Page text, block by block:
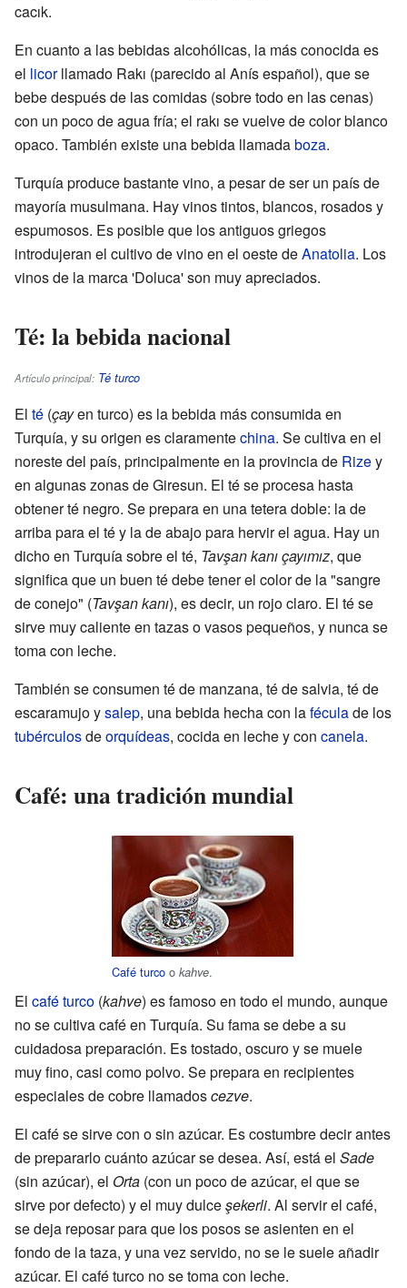
cacık.
En cuanto a las bebidas alcohólicas, la más conocida es
el licorllamado Rakı (parecido al Anís español), que se
bebe después de las comidas (sobre todo en las cenas)
con un poco de agua fría; el rakı se vuelve de color blanco
opaco. También existe una bebida llamadaboza.
Turquía produce bastante vino, a pesar de ser un país de
mayoría musulmana. Hay vinos tintos, blancos, rosados y
espumosos. Es posible que los antiguos griegos
introdujeran el cultivo de vino en el oeste deAnatolia. Los
vinos de la marca 'Doluca' son muy apreciados.
Té: la bebida nacional
Artículo principal: Té turco
El té (çayen turco) es la bebida más consumida en
Turquía, y su origen es claramentechina. Se cultiva en el
noreste del país, principalmente en la provincia de Rizey
en algunas zonas de Giresun. El té se procesa hasta
obtener té negro. Se prepara en una tetera doble: la de
arriba para el té y la de abajo para hervir el agua. Hay un
dicho en Turquía sobre el té, Tavşan kanı çayımız, que
significa que un buen té debe tener el color de la "sangre
de conejo" (Tavşan kanı), es decir, un rojo claro. El té se
sirve muy caliente en tazas o vasos pequeños, y nunca se
toma con leche.
También se consumen té de manzana, té de salvia, té de
escaramujo ysalep, una bebida hecha con laféculade los
tubérculosdeorquídeas, cocida en leche y con canela.
Café: una tradición mundial
Café turco o kahve.
El café turco (kahve) es famoso en todo el mundo, aunque
no se cultiva café en Turquía. Su fama se debe a su
cuidadosa preparación. Es tostado, oscuro y se muele
muy fino, casi como polvo. Se prepara en recipientes
especiales de cobre llamadoscezve.
El café se sirve con o sin azúcar. Es costumbre decir antes
de prepararlo cuánto azúcar se desea. Así, está el Sade
(sin azúcar), el Orta (con un poco de azúcar, el que se
sirve por defecto) y el muy dulceşekerli. Al servir el café,
se deja reposar para que los posos se asienten en el
fondo de la taza, y una vez servido, no se le suele añadir
azúcar. El café turco no se toma con leche.